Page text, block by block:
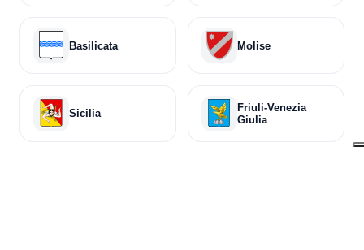
Basilicata Molise
Sicilia
Friuli-Venezia
Giulia